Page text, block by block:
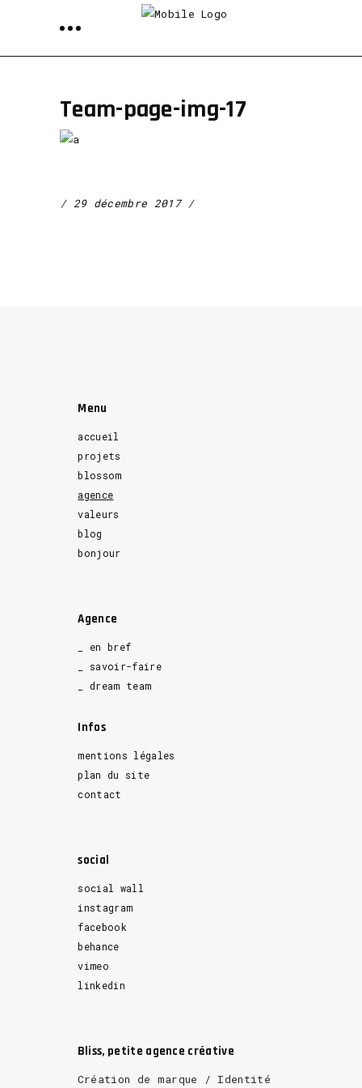
Team-page-img-17
29 décembre 2017
Menu
accueil
projets
blossom
agence
valeurs
blog
bonjour
Agence
_ en bref
_ savoir-faire
_ dream team
Infos
mentions légales
plan du site
contact
social
social wall
instagram
facebook
behance
vimeo
linkedin
Bliss, petite agence créative
Création de marque / Identité